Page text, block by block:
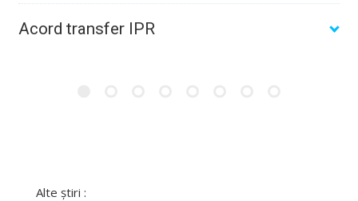
Acord transfer IPR
Alte știri :